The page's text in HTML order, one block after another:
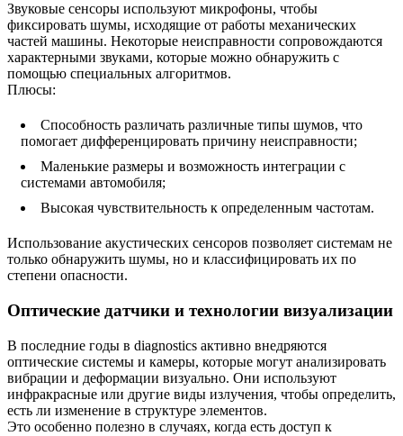
Звуковые сенсоры используют микрофоны, чтобы
фиксировать шумы, исходящие от работы механических
частей машины. Некоторые неисправности сопровождаются
характерными звуками, которые можно обнаружить с
помощью специальных алгоритмов.
Плюсы:
Способность различать различные типы шумов, что
помогает дифференцировать причину неисправности;
Маленькие размеры и возможность интеграции с
системами автомобиля;
Высокая чувствительность к определенным частотам.
Использование акустических сенсоров позволяет системам не
только обнаружить шумы, но и классифицировать их по
степени опасности.
Оптические датчики и технологии визуализации
В последние годы в diagnostics активно внедряются
оптические системы и камеры, которые могут анализировать
вибрации и деформации визуально. Они используют
инфракрасные или другие виды излучения, чтобы определить,
есть ли изменение в структуре элементов.
Это особенно полезно в случаях, когда есть доступ к